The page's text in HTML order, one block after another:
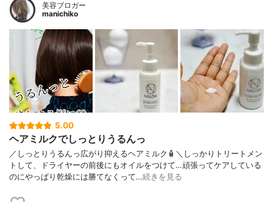
美容ブロガー
manichiko
5.00
ヘアミルクでしっとりうるんっ
／しっとりうるんっ広がり抑えるヘアミルク🧴＼しっかりトリートメン
トして、ドライヤーの前後にもオイルをつけて…頑張ってケアしている
のにやっぱり乾燥には勝てなくって…続きを見る